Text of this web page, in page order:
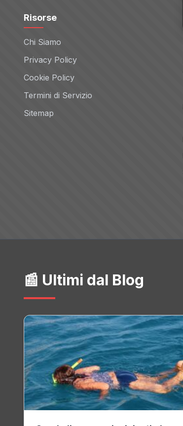
Risorse
Chi Siamo
Privacy Policy
Cookie Policy
Termini di Servizio
Sitemap
📰 Ultimi dal Blog